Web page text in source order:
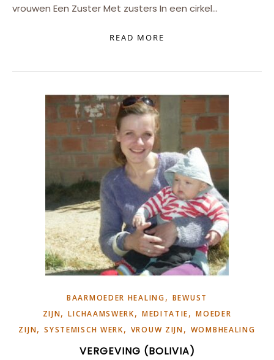
vrouwen Een Zuster Met zusters In een cirkel…
READ MORE
BAARMOEDER HEALING, BEWUST
ZIJN,LICHAAMSWERK, MEDITATIE,MOEDER
ZIJN,SYSTEMISCH WERK, VROUW ZIJN, WOMBHEALING
VERGEVING (BOLIVIA)